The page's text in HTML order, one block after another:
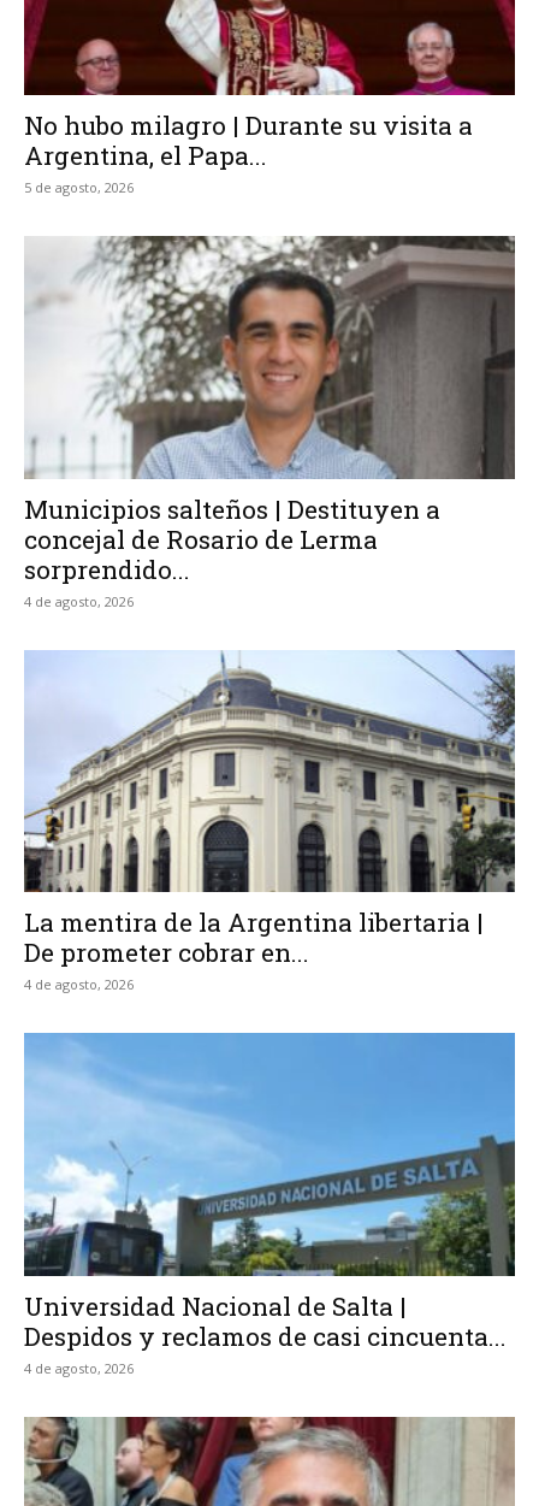
No hubo milagro | Durante su visita a
Argentina, el Papa...
5 de agosto, 2026
Municipios salteños | Destituyen a
concejal de Rosario de Lerma
sorprendido...
4 de agosto, 2026
La mentira de la Argentina libertaria |
De prometer cobrar en...
4 de agosto, 2026
Universidad Nacional de Salta |
Despidos y reclamos de casi cincuenta...
4 de agosto, 2026